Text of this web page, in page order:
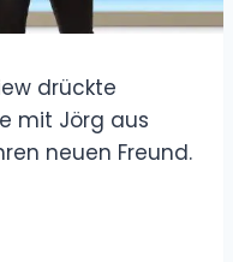
drückte
mit Jörg aus
neuen Freund.